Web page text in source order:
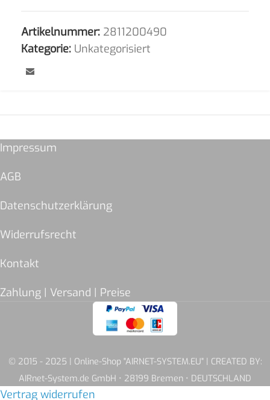
Artikelnummer: 2811200490
Kategorie: Unkategorisiert
Impressum
AGB
Datenschutzerklärung
Widerrufsrecht
Kontakt
Zahlung | Versand | Preise
© 2015 - 2025 | Online-Shop "AIRNET-SYSTEM.EU" | CREATED BY:
AIRnet-System.de GmbH • 28199 Bremen • DEUTSCHLAND
Vertrag widerrufen